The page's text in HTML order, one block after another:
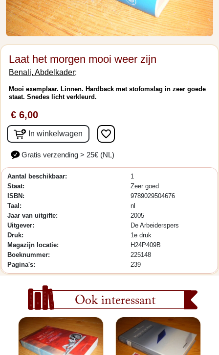
Laat het morgen mooi weer zijn
Benali, Abdelkader;
Mooi exemplaar. Linnen. Hardback met stofomslag in zeer goede
staat. Snedes licht verkleurd.
€ 6,00
In winkelwagen favorite_border
Gratis verzending > 25€ (NL)
Aantal beschikbaar:
1
Staat:
Zeer goed
ISBN:
9789029504676
Taal:
nl
Jaar van uitgifte:
2005
Uitgever:
De Arbeiderspers
Druk:
1e druk
Magazijn locatie:
H24P409B
Boeknummer:
225148
Pagina's:
239
Ook interessant